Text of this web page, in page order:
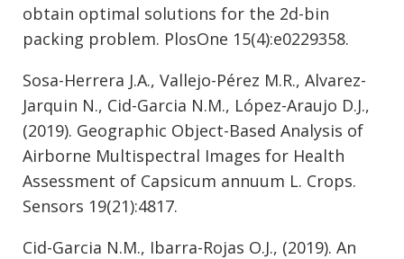
obtain optimal solutions for the 2d-bin
packing problem. PlosOne 15(4):e0229358.
Sosa-Herrera J.A., Vallejo-Pérez M.R., Alvarez-
Jarquin N., Cid-Garcia N.M., López-Araujo D.J.,
(2019). Geographic Object-Based Analysis of
Airborne Multispectral Images for Health
Assessment of Capsicum annuum L. Crops.
Sensors 19(21):4817.
Cid-Garcia N.M., Ibarra-Rojas O.J., (2019). An